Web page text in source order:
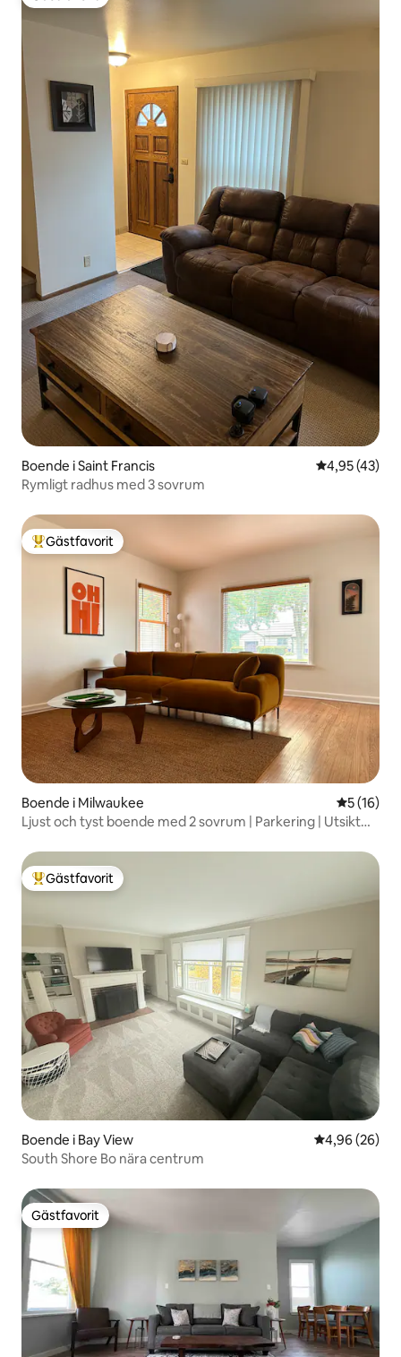
Gästfavorit
Boende i Saint Francis 4,95 av 5 i
4,95 (43)
Rymligt radhus med 3 sovrum
Populär gästfavorit
Gästfavorit
Boende i Milwaukee 5 av 5 i
5 (16)
Ljust och tyst boende med 2 sovrum | Parkering | Utsikt
Populär gästfavorit
Gästfavorit
Boende i Bay View 4,96 av 5 i
4,96 (26)
South Shore Bo nära centrum
Gästfavorit
Gästfavorit